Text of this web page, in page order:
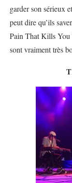
garder son sérieux
peut dire qu’ils
Pain That Kills You
sont vraiment très